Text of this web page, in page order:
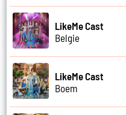
LikeMe Cast
Belgie
LikeMe Cast
Boem